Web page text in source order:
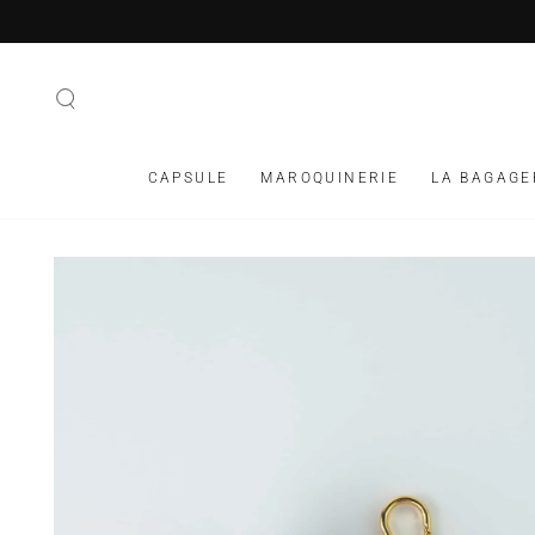
CAPSULE MAROQUINERIE LA